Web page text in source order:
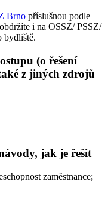
Brno příslušnou podle
i na OSSZ/ PSSZ/
bydliště.
(o řešení
z jiných zdrojů
jak je řešit
zaměstnance;